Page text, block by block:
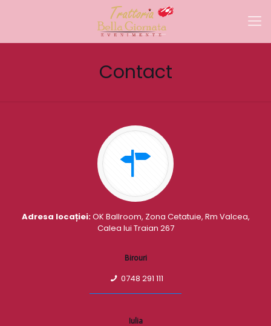
Contact
Adresa locației:OK Ballroom, Zona Cetatuie, Rm Valcea,
Calea lui Traian 267
Birouri
0748 291 111
Iulia